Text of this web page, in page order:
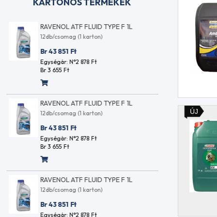
RAVENOL ATF FLUID TYPE F 1L
12db/csomag (1 karton)
Br 43 851 Ft
Egységár: N°2 878 Ft
Br 3 655 Ft
RAVENOL ATF FLUID TYPE F 1L
12db/csomag (1 karton)
Br 43 851 Ft
Egységár: N°2 878 Ft
Br 3 655 Ft
RAVENOL ATF FLUID TYPE F 1L
12db/csomag (1 karton)
Br 43 851 Ft
Egységár: N°2 878 Ft
12db/
Br 43
Br 3 655
12db/
Br 43 851
Egységár:
Br 3 655 Ft
12db/
ÚJ